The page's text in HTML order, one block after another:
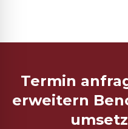
Termin
erweitern